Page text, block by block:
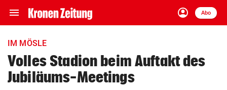
menu Navigation
ein-/ausklappen
account_circle
Anmelden
Abo
close Schließen
account_circle Anmelden
IM MÖSLE
Volles Stadion beim Auftakt des
Jubiläums-Meetings